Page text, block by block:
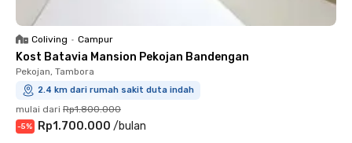
Coliving • Campur
Kost Batavia Mansion Pekojan Bandengan
Pekojan, Tambora
2.4 km dari rumah sakit duta indah
mulai dari Rp1.800.000
-5% Rp1.700.000 /bulan